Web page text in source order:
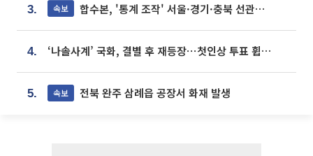
3. 속보 합수본, '통계 조작' 서울·경기·충북 선관위 등 추가 압수수색
4. ‘나솔사계’ 국화, 결별 후 재등장⋯첫인상 투표 휩쓸고 ‘인기녀’ 등극
5. 속보 전북 완주 삼례읍 공장서 화재 발생